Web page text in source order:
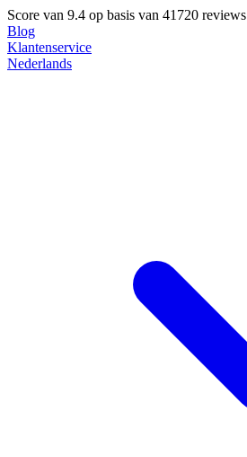
Score van 9.4 op basis van 41720 reviews
Blog
Klantenservice
Nederlands